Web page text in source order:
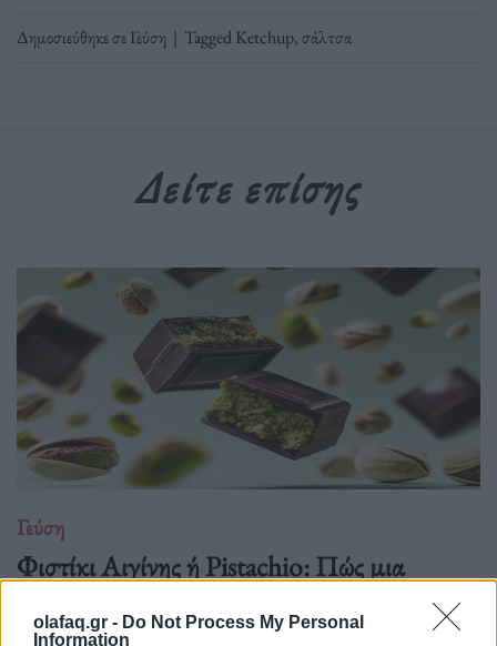
olafaq.gr - Do Not Process My Personal
Information
Δημοσιεύθηκε σεΓεύση | TaggedKetchup,σάλτσα
Δείτε επίσης
Γεύση
Φιστίκι Αιγίνης ή Pistachio: Πώς μια
σοκολάτα στο Ντουμπάι άλλαξε το παιχνίδι
04.10.25